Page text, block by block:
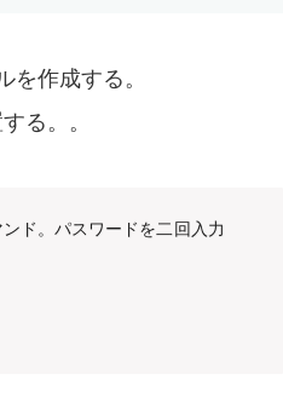
作成する。
る。。
ド。パスワードを二回入力